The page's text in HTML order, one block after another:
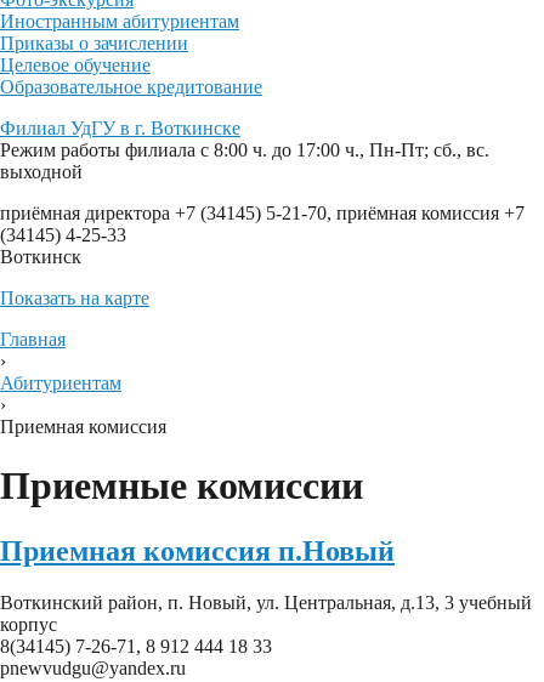
Иностранным абитуриентам
Приказы о зачислении
Целевое обучение
Образовательное кредитование
Филиал УдГУ в г. Воткинске
Режим работы филиала с 8:00 ч. до 17:00 ч., Пн-Пт; сб., вс.
выходной
приёмная директора +7 (34145) 5-21-70, приёмная комиссия +7
(34145) 4-25-33
Воткинск
Показать на карте
Главная
›
Абитуриентам
›
Приемная комиссия
Приемные комиссии
Приемная комиссия п.Новый
Воткинский район, п. Новый, ул. Центральная, д.13, 3 учебный
корпус
8(34145) 7-26-71, 8 912 444 18 33
pnewvudgu@yandex.ru